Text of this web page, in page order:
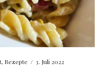
, Rezepte / 3. Juli 2022